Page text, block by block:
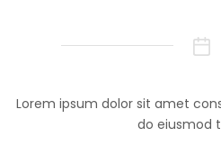
Lorem ipsum dolor sit amet
do eiusmod